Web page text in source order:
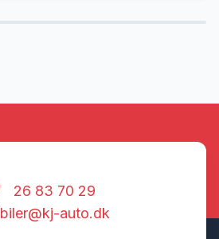
26 83 70 29
biler@kj-auto.dk